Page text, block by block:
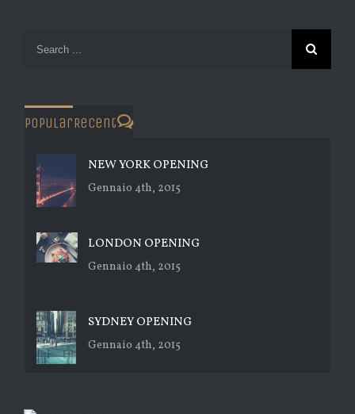
PopularRecent
NEW YORK OPENING
Gennaio 4th, 2015
LONDON OPENING
Gennaio 4th, 2015
SYDNEY OPENING
Gennaio 4th, 2015